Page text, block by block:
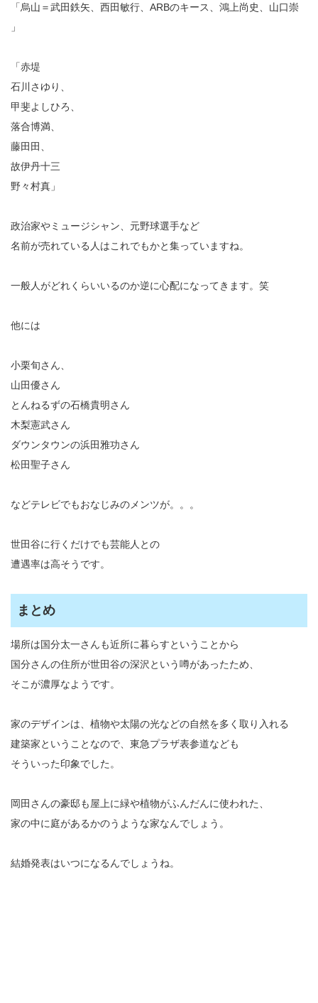
「烏山＝武田鉄矢、西田敏行、ARBのキース、鴻上尚史、山口崇
」
「赤堤
石川さゆり、
甲斐よしひろ、
落合博満、
藤田田、
故伊丹十三
野々村真」
政治家やミュージシャン、元野球選手など
名前が売れている人はこれでもかと集っていますね。
一般人がどれくらいいるのか逆に心配になってきます。笑
他には
小栗旬さん、
山田優さん
とんねるずの石橋貴明さん
木梨憲武さん
ダウンタウンの浜田雅功さん
松田聖子さん
などテレビでもおなじみのメンツが。。。
世田谷に行くだけでも芸能人との
遭遇率は高そうです。
まとめ
場所は国分太一さんも近所に暮らすということから
国分さんの住所が世田谷の深沢という噂があったため、
そこが濃厚なようです。
家のデザインは、植物や太陽の光などの自然を多く取り入れる
建築家ということなので、東急プラザ表参道なども
そういった印象でした。
岡田さんの豪邸も屋上に緑や植物がふんだんに使われた、
家の中に庭があるかのうような家なんでしょう。
結婚発表はいつになるんでしょうね。